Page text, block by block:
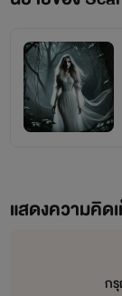
แสดงความคิด
ก